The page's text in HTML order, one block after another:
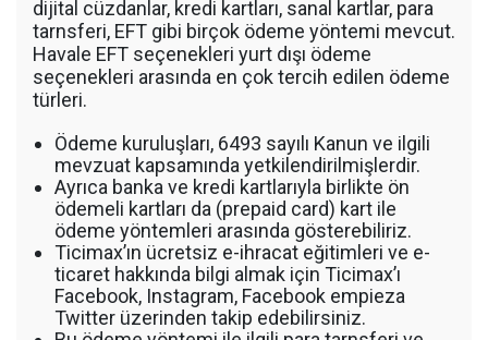
dijital cüzdanlar, kredi kartları, sanal kartlar, para
tarnsferi, EFT gibi birçok ödeme yöntemi mevcut.
Havale EFT seçenekleri yurt dışı ödeme
seçenekleri arasında en çok tercih edilen ödeme
türleri.
Ödeme kuruluşları, 6493 sayılı Kanun ve ilgili
mevzuat kapsamında yetkilendirilmişlerdir.
Ayrıca banka ve kredi kartlarıyla birlikte ön
ödemeli kartları da (prepaid card) kart ile
ödeme yöntemleri arasında gösterebiliriz.
Ticimax’ın ücretsiz e-ihracat eğitimleri ve e-
ticaret hakkında bilgi almak için Ticimax’ı
Facebook, Instagram, Facebook empieza
Twitter üzerinden takip edebilirsiniz.